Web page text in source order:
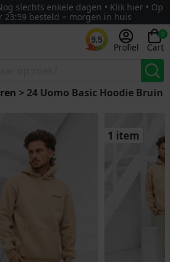
slechts enkele dagen • Klik hier • Op
23:59 besteld = morgen in huis
9.5
Profiel
0
Cart
> 24 Uomo Basic Hoodie Bruin
1 item